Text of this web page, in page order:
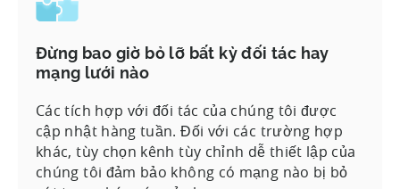
Đừng bao giờ bỏ lỡ bất kỳ đối tác hay
mạng lưới nào
Các tích hợp với đối tác của chúng tôi được
cập nhật hàng tuần. Đối với các trường hợp
khác, tùy chọn kênh tùy chỉnh dễ thiết lập của
chúng tôi đảm bảo không có mạng nào bị bỏ